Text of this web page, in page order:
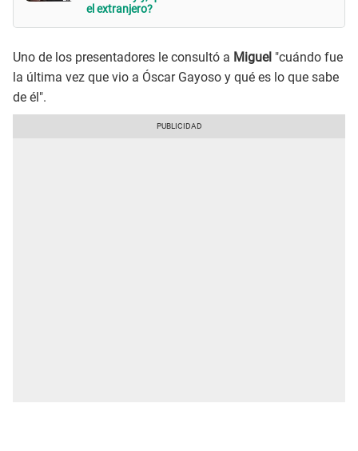
el extranjero?
Uno de los presentadores le consultó a Miguel "cuándo fue
la última vez que vio a Óscar Gayoso y qué es lo que sabe
de él".